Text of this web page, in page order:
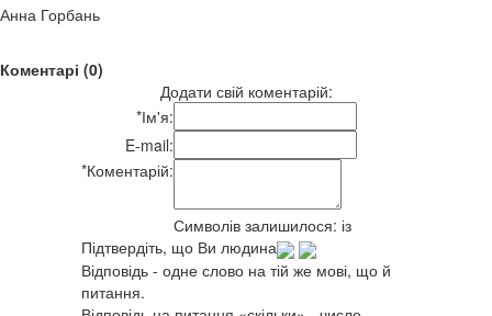
Анна Горбань
Коментарі (0)
Додати свій коментарій:
*Ім'я:
E-mail:
*Коментарій:
Символів залишилося: із
Підтвердіть, що Ви людина
Відповідь - одне слово на тій же мові, що й
питання.